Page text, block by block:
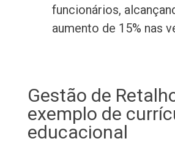
funcionários,
aumento de 15% nas
Gestão de
exemplo de
educacional